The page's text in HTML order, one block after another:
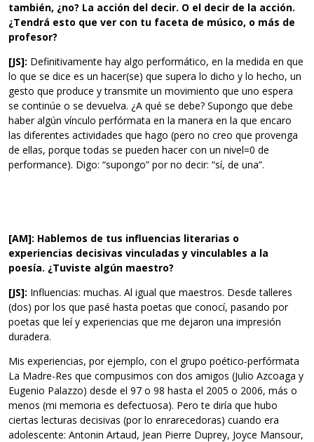
también, ¿no? La acción del decir. O el decir de la acción.
¿Tendrá esto que ver con tu faceta de músico, o más de
profesor?
[JS]: Definitivamente hay algo performático, en la medida en que
lo que se dice es un hacer(se) que supera lo dicho y lo hecho, un
gesto que produce y transmite un movimiento que uno espera
se continúe o se devuelva. ¿A qué se debe? Supongo que debe
haber algún vínculo perfórmata en la manera en la que encaro
las diferentes actividades que hago (pero no creo que provenga
de ellas, porque todas se pueden hacer con un nivel=0 de
performance). Digo: “supongo” por no decir: “sí, de una”.
[AM]: Hablemos de tus influencias literarias o
experiencias decisivas vinculadas y vinculables a la
poesía. ¿Tuviste algún maestro?
[JS]: Influencias: muchas. Al igual que maestros. Desde talleres
(dos) por los que pasé hasta poetas que conocí, pasando por
poetas que leí y experiencias que me dejaron una impresión
duradera.
Mis experiencias, por ejemplo, con el grupo poético-perfórmata
La Madre-Res que compusimos con dos amigos (Julio Azcoaga y
Eugenio Palazzo) desde el 97 o 98 hasta el 2005 o 2006, más o
menos (mi memoria es defectuosa). Pero te diría que hubo
ciertas lecturas decisivas (por lo enrarecedoras) cuando era
adolescente: Antonin Artaud, Jean Pierre Duprey, Joyce Mansour,